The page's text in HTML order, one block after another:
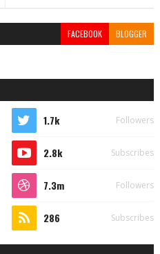
FACEBOOK BLOGGER
1.7k Followers
2.8k Subscribes
7.3m Followers
286 Subscribes